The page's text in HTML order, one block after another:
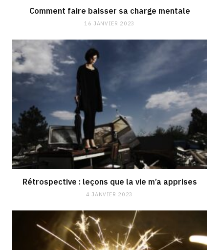
Comment faire baisser sa charge mentale
16 JANVIER 2023
Rétrospective : leçons que la vie m’a apprises
4 JANVIER 2023